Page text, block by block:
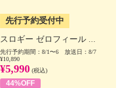
先行予約受付中
スロギー ゼロフィール ...
先行予約期間：8/1〜6 放送日：8/7
¥10,890
¥5,990 (税込)
44%OFF